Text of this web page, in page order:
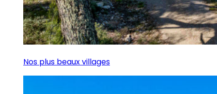
Nos plus beaux villages